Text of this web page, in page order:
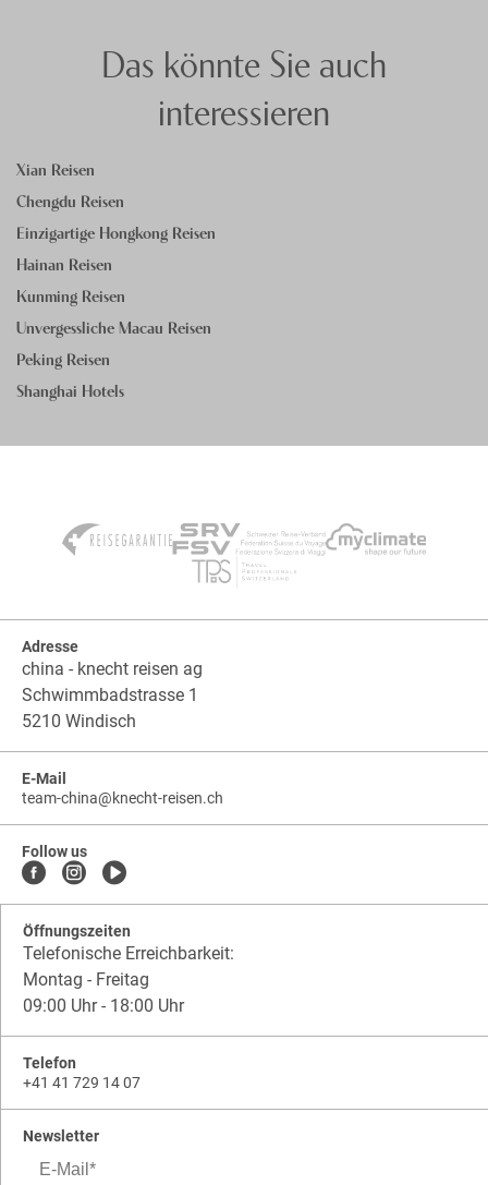
Das könnte Sie auch
interessieren
Xian Reisen
Chengdu Reisen
Einzigartige Hongkong Reisen
Hainan Reisen
Kunming Reisen
Unvergessliche Macau Reisen
Peking Reisen
Shanghai Hotels
Adresse
china - knecht reisen ag
Schwimmbadstrasse 1
5210 Windisch
E-Mail
team-china@knecht-reisen.ch
Follow us
Öffnungszeiten
Telefonische Erreichbarkeit:
Montag - Freitag
09:00 Uhr - 18:00 Uhr
Telefon
+41 41 729 14 07
Newsletter